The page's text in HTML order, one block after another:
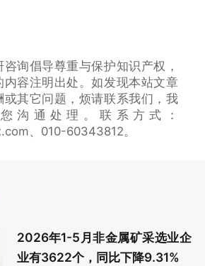
询倡导尊重与保护知识产权，
内容注明出处。如发现本站文章
或其它问题，烦请联系我们，我
沟通处理。联系方式：
、010-60343812。
2026年1-5月非金属矿采选业企
业有3622个，同比下降9.31%